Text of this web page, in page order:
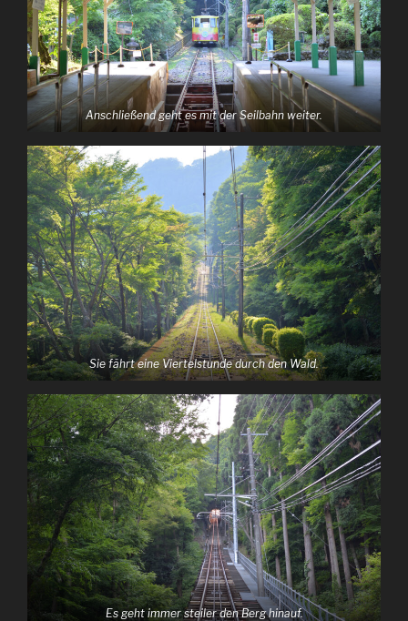
Anschließend geht es mit der Seilbahn weiter.
Sie fährt eine Viertelstunde durch den Wald.
Es geht immer steiler den Berg hinauf.